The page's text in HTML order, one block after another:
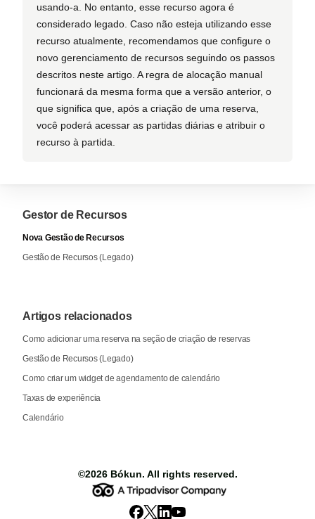
usando-a. No entanto, esse recurso agora é
considerado legado. Caso não esteja utilizando esse
recurso atualmente, recomendamos que configure o
novo gerenciamento de recursos seguindo os passos
descritos neste artigo. A regra de alocação manual
funcionará da mesma forma que a versão anterior, o
que significa que, após a criação de uma reserva,
você poderá acessar as partidas diárias e atribuir o
recurso à partida.
Gestor de Recursos
Nova Gestão de Recursos
Gestão de Recursos (Legado)
Artigos relacionados
Como adicionar uma reserva na seção de criação de reservas
Gestão de Recursos (Legado)
Como criar um widget de agendamento de calendário
Taxas de experiência
Calendário
©2026 Bókun. All rights reserved.